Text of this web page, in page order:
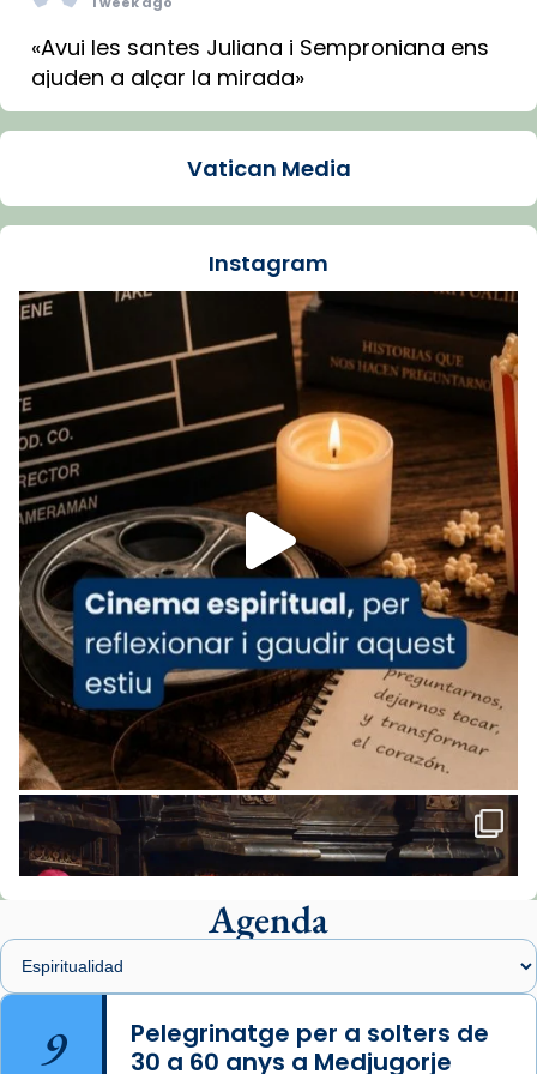
«Avui les santes Juliana i Semproniana ens
ajuden a alçar la mirada»
Mons. Sergi Gordo, bisbe de Tortosa, ha
Santes de Mataró.
🔗tinyurl.com/cvu5jmbk
Foto
View on Facebook Share
Arquebisbat de Barcelonais at Catedral
de Barcelona.
1 week ago
Aquest dilluns, 27 de juliol, ha tingut lloc la
missa d’acció de gràcies en agraïment al
comitè organitzador de la visita apostòlica
del Sant Pare Lleó XIV a Barcelona, i als
col·laboradors, a la Catedral de Barcelona.
L’arquebisbe de Barcelona, el cardenal Joan
Josep Omella, ha presidit la missa i l’ha
concelebrat el bisbe auxiliar de Barcelona,
Mons. David Abadías.
📸 Dr. G. Simón
Foto
View on Facebook Share
Arquebisbat de Barcelona
1 week ago
Memòria de les santes Juliana i
Semproniana, verges i màrtirs.
Acompanyant la història de sant Cugat, a
Vatican Media
Instagram
Agenda
9
Pelegrinatge per a solters de
30 a 60 anys a Medjugorje